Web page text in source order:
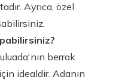
Ayrıca, özel
berrak
idealdir. Adanın